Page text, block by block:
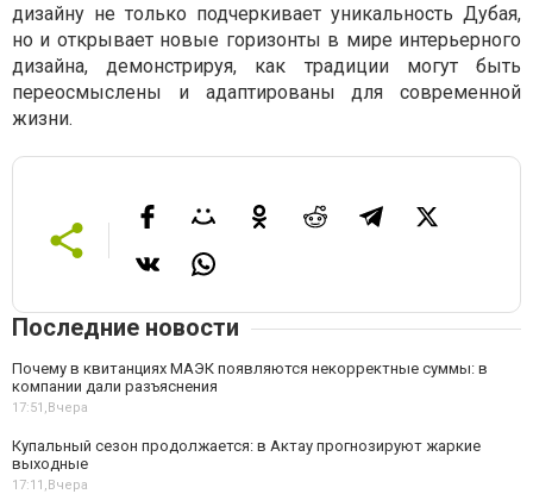
дизайну не только подчеркивает уникальность Дубая,
но и открывает новые горизонты в мире интерьерного
дизайна, демонстрируя, как традиции могут быть
переосмыслены и адаптированы для современной
жизни.
Последние новости
Почему в квитанциях МАЭК появляются некорректные суммы: в
компании дали разъяснения
17:51,Вчера
Купальный сезон продолжается: в Актау прогнозируют жаркие
выходные
17:11,Вчера